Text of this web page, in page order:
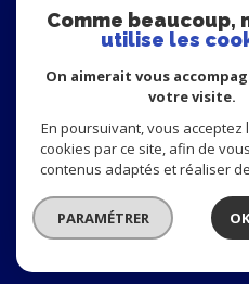
© 2026 | Tous droits réservés |
Nos honoraires
Plan du site Mentions
Comme beaucoup,
utilise les
On aimerait vous
votre visite.
En poursuivant, vous acceptez
cookies par ce site, afin de
contenus adaptés et réaliser
PARAMÉTRER